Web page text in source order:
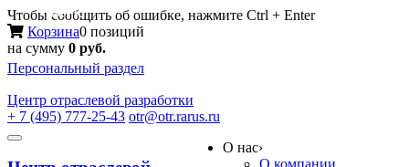
Чтобы сообщить об ошибке, нажмите Ctrl + Enter
Корзина0 позиций
на сумму 0 руб.
Персональный раздел
Центр отраслевой разработки
+ 7 (495) 777-25-43 otr@otr.rarus.ru
Toggle
Меню
О нас›
О компании